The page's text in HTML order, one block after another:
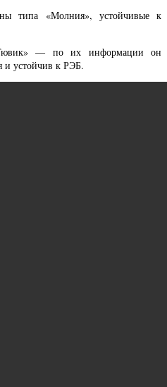
типа «Молния», устойчивые к
— по их информации он
и устойчив к РЭБ.